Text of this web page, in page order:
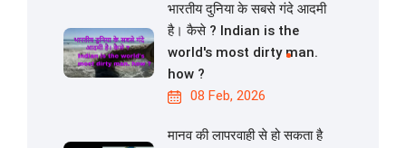
भारतीय दुनिया के सबसे गंदे आदमी
है। कैसे ? Indian is the
world's most dirty man.
how ?
08 Feb, 2026
मानव की लापरवाही से हो सकता है